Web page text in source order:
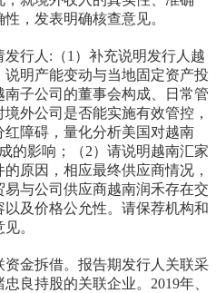
，发表明确核查意见。
行人:（1）补充说明发行人越
明产能变动与当地固定资产投
子公司的董事会构成、日常管
外公司是否能实施有效管控，
障碍，量化分析美国对越南
的影响；（2）请说明越南汇家
原因，相应最终供应商情况，
与公司供应商越南润禾存在交
及价格公允性。请保荐机构和
。
金拆借。报告期发行人关联采
良持股的关联企业。2019年、